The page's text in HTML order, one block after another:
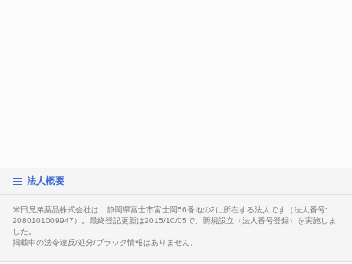
法人概要
米田兄弟薬品株式会社は、静岡県富士市富士岡56番地の2に所在する法人です（法人番号:
2080101009947）。最終登記更新は2015/10/05で、新規設立（法人番号登録）を実施しま
した。
掲載中の法令違反/処分/ブラック情報はありません。